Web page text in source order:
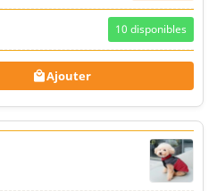
10 disponibles
Ajouter